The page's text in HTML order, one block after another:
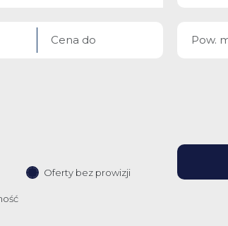
Oferty bez prowizji